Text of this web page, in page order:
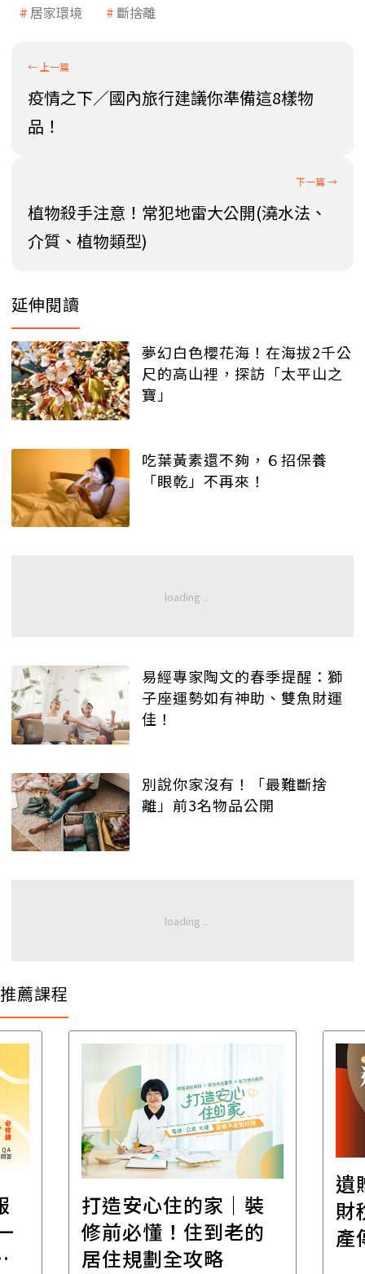
居家環境
斷捨離
疫情之下／國內旅行建議你準備這8樣物
品！
植物殺手注意！常犯地雷大公開(澆水法、
介質、植物類型)
延伸閱讀
夢幻白色櫻花海！在海拔2千公
尺的高山裡，探訪「太平山之
寶」
吃葉黃素還不夠，６招保養
「眼乾」不再來！
易經專家陶文的春季提醒：獅
子座運勢如有神助、雙魚財運
佳！
別說你家沒有！「最難斷捨
離」前3名物品公開
推薦課程
打造安心住的家｜裝
修前必懂！住到老的
居住規劃全攻略
遺
財
產